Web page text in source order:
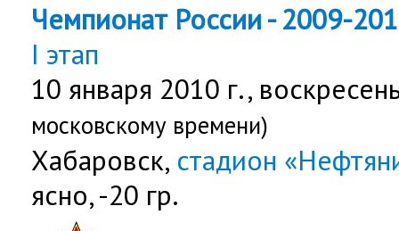
Чемпионат России - 2009-
I этап
10 января 2010 г.,
московскому времени)
Хабаровск, стадион
ясно, -20 гр.